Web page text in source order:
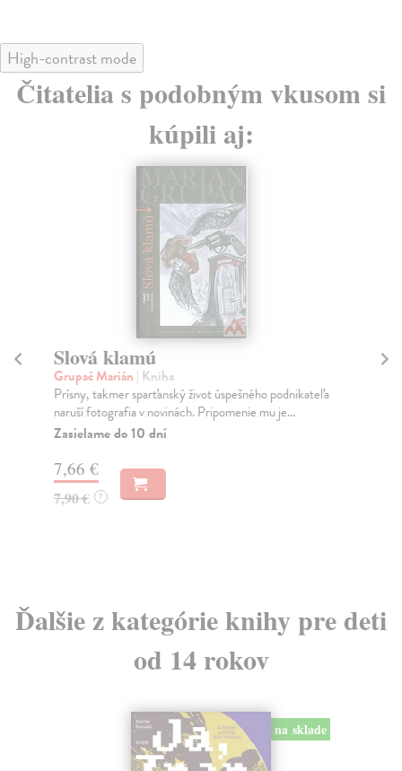
High-contrast mode
Čitatelia s podobným vkusom si
kúpili aj:
Slová klamú
Grupač Marián | Kniha
Prísny, takmer sparťanský život úspešného podnikateľa
naruší fotografia v novinách. Pripomenie mu je...
Zasielame do 10 dní
7,66 €
7,90 € ?
Ďalšie z kategórie knihy pre deti
od 14 rokov
na sklade